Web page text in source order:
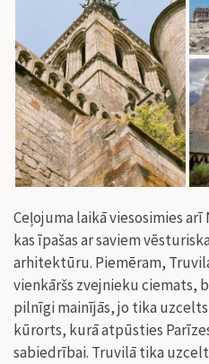
Ceļojuma laikā viesosimies
kas īpašas ar saviem
arhitektūru. Piemēram,
vienkāršs zvejnieku ciemats,
pilnīgi mainījās, jo tika
kūrorts, kurā atpūsties
sabiedrībai. Truvilā tika